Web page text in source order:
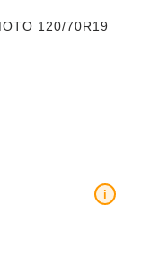
120/70R19
i